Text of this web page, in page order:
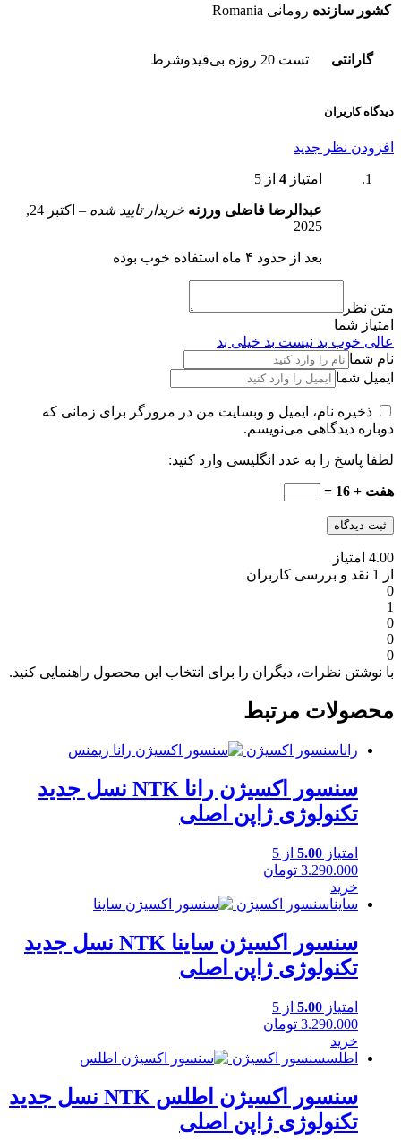
کشور سازنده رومانی Romania
گارانتی تست 20 روزه بی‌قیدوشرط
دیدگاه کاربران
افزودن نظر جدید
امتیاز 4 از 5
عبدالرضا فاضلی ورزنه خریدار تایید شده –
اکتبر 24,
2025
بعد از حدود ۴ ماه استفاده خوب بوده
متن نظر
امتیاز شما
عالی خوب بد نیست بد خیلی بد
نام شما
ایمیل شما
ذخیره نام، ایمیل و وبسایت من در مرورگر برای زمانی که
دوباره دیدگاهی می‌نویسم.
لطفا پاسخ را به عدد انگلیسی وارد کنید:
هفت + 16 =
4.00 امتیاز
از 1 نقد و بررسی کاربران
0
1
0
0
0
با نوشتن نظرات، دیگران را برای انتخاب این محصول راهنمایی کنید.
محصولات مرتبط
راناسنسور اکسیژن
سنسور اکسیژن رانا NTK نسل جدید
تکنولوژی ژاپن اصلی
امتیاز 5.00 از 5
3.290.000 تومان
خرید
سایناسنسور اکسیژن
سنسور اکسیژن ساینا NTK نسل جدید
تکنولوژی ژاپن اصلی
امتیاز 5.00 از 5
3.290.000 تومان
خرید
اطلسسنسور اکسیژن
سنسور اکسیژن اطلس NTK نسل جدید
تکنولوژی ژاپن اصلی